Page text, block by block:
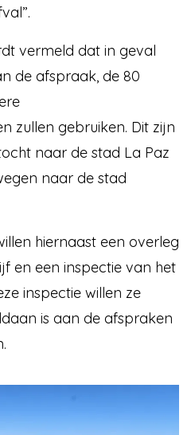
vermeld dat in geval
de afspraak, de 80
zullen gebruiken. Dit zijn
naar de stad La Paz
naar de stad
hiernaast een overleg
en een inspectie van het
inspectie willen ze
is aan de afspraken